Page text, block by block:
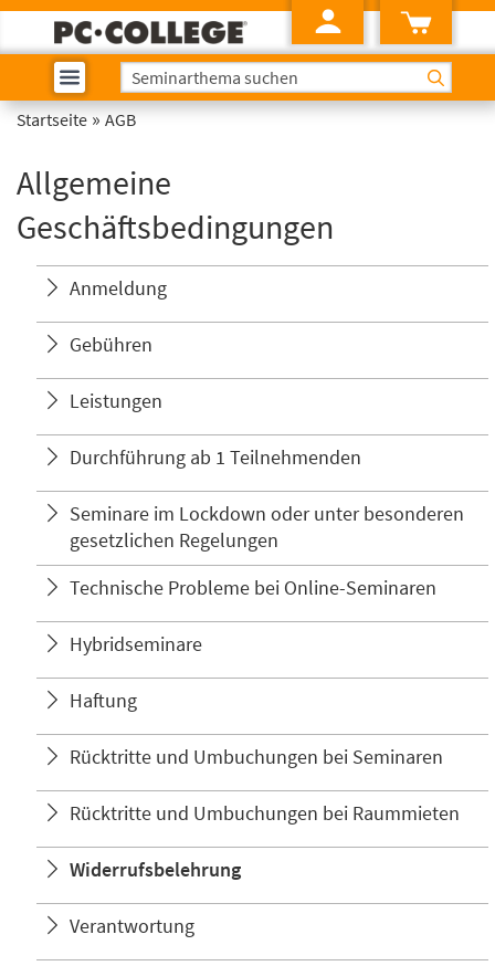
Startseite » AGB
Allgemeine
Geschäftsbedingungen
Anmeldung
Gebühren
Leistungen
Durchführung ab 1 Teilnehmenden
Seminare im Lockdown oder unter besonderen
gesetzlichen Regelungen
Technische Probleme bei Online-Seminaren
Hybridseminare
Haftung
Rücktritte und Umbuchungen bei Seminaren
Rücktritte und Umbuchungen bei Raummieten
Widerrufsbelehrung
Verantwortung